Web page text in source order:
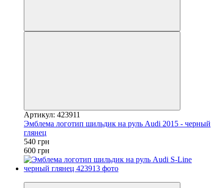
Артикул: 423911
Эмблема логотип шильдик на руль Audi 2015 - черный
глянец
540 грн
600 грн